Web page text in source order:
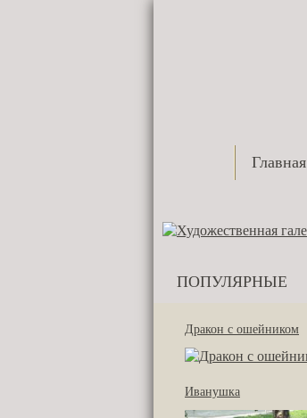
Главная
ПОПУЛЯРНЫЕ
Дракон с ошейником
Иванушка